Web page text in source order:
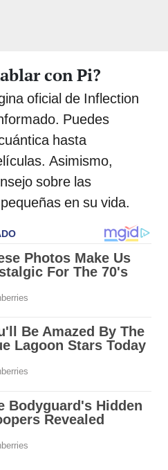
con Pi?
oficial de Inflection
Puedes
hasta
Asimismo,
sobre las
en su vida.